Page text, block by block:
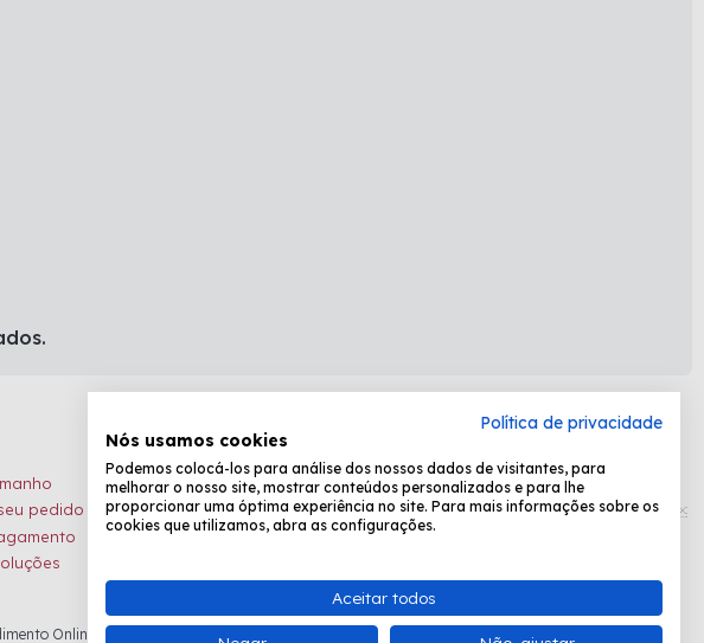
pedido
Formas de pagamento:
Online: de seg. à sexta, das 8:30 às 17:15.
Política de privacidade
Nós usamos cookies
Podemos colocá-los para análise dos nossos dados de visitantes, para
melhorar o nosso site, mostrar conteúdos personalizados e para lhe
proporcionar uma óptima experiência no site. Para mais informações sobre os
cookies que utilizamos, abra as configurações.
Aceitar todos